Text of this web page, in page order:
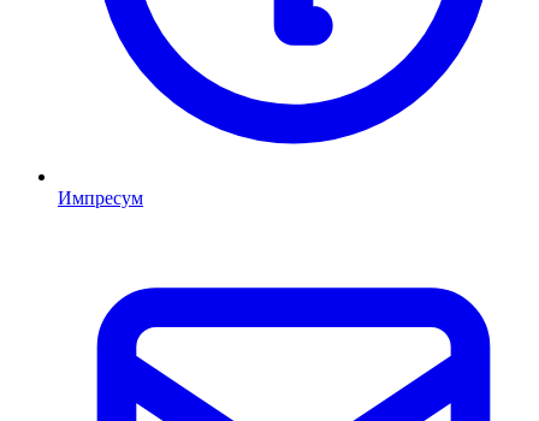
Импресум